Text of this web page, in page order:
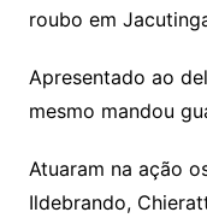
roubo em
Apresentado ao
mesmo mandou
Atuaram na ação
Ildebrando,